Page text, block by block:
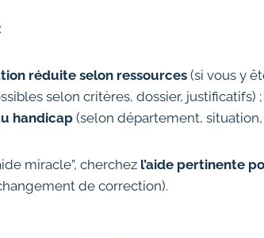
réduite selon ressources (si vous y
selon critères, dossier, justificatifs) ;
handicap (selon département, situation,
miracle”, cherchez l’aide pertinente
de correction).